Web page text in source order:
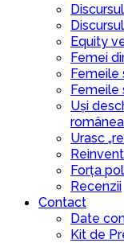
Equity
Femei
Femeile
Femeile
Uși
Urasc
Forța
Recenzii
Contact
Date
Kit de